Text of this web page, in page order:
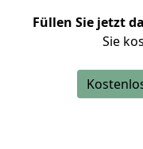
Füllen Sie jetzt
Sie